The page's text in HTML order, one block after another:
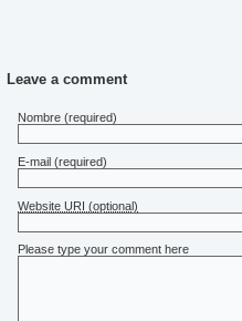
Leave a comment
Nombre (required)
E-mail (required)
Website URI (optional)
Please type your comment here